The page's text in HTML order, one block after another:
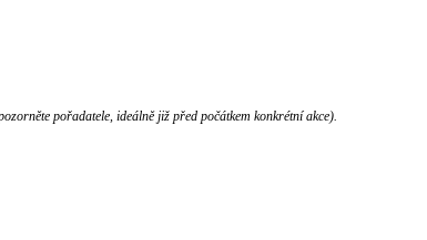
pořadatele, ideálně již před počátkem konkrétní akce).